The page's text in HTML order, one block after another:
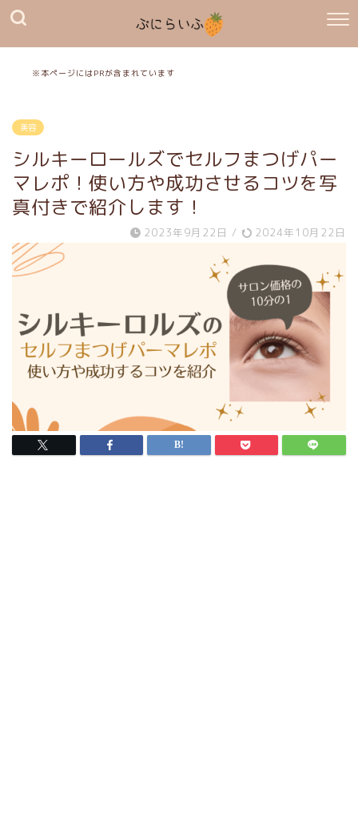
※本ページにはPRが含まれています
美容
シルキーロールズでセルフまつげパー
マレポ！使い方や成功させるコツを写
真付きで紹介します！
2023年9月22日 / 2024年10月22日